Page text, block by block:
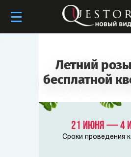
Летний
бесплатной
21 июня — 4
Сроки проведения